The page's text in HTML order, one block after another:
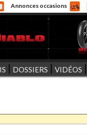
Annonces occasions
DOSSIERS VIDÉOS